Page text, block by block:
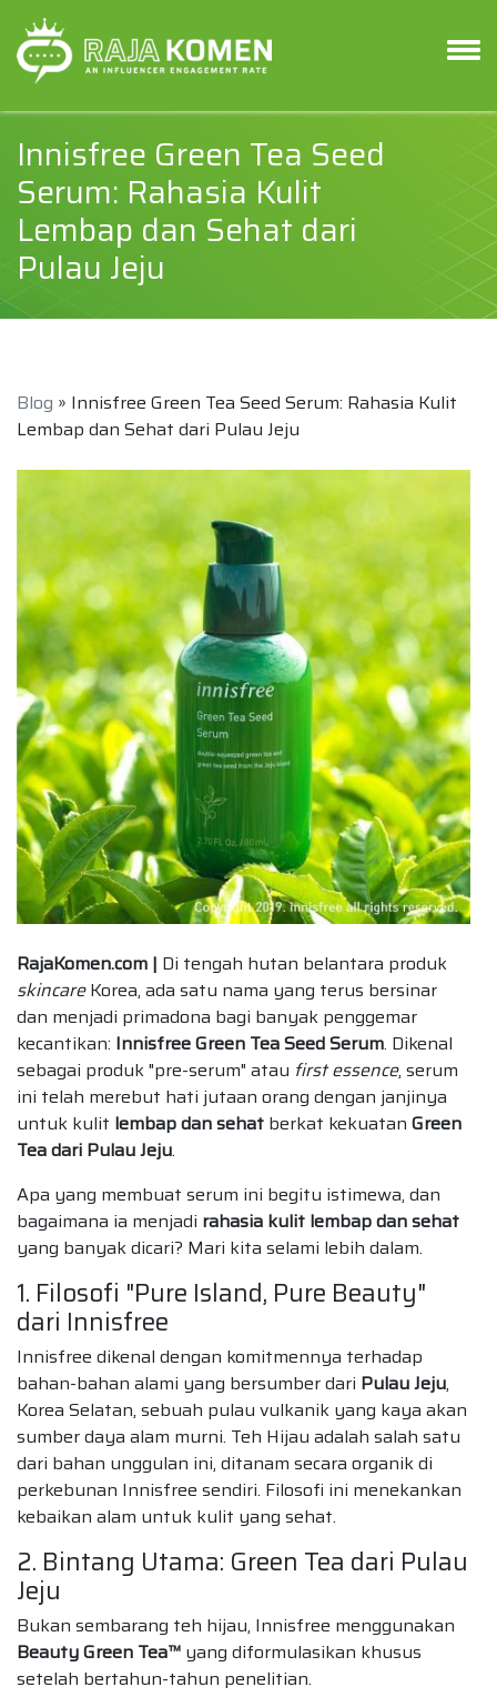
Innisfree Green Tea Seed
Serum: Rahasia Kulit
Lembap dan Sehat dari
Pulau Jeju
Blog » Innisfree Green Tea Seed Serum: Rahasia Kulit
Lembap dan Sehat dari Pulau Jeju
RajaKomen.com | Di tengah hutan belantara produk
skincareKorea, ada satu nama yang terus bersinar
dan menjadi primadona bagi banyak penggemar
kecantikan: Innisfree Green Tea Seed Serum. Dikenal
sebagai produk "pre-serum" atau first essence, serum
ini telah merebut hati jutaan orang dengan janjinya
untuk kulit lembap dan sehat berkat kekuatan Green
Tea dari Pulau Jeju.
Apa yang membuat serum ini begitu istimewa, dan
bagaimana ia menjadi rahasia kulit lembap dan sehat
yang banyak dicari? Mari kita selami lebih dalam.
1. Filosofi "Pure Island, Pure Beauty"
dari Innisfree
Innisfree dikenal dengan komitmennya terhadap
bahan-bahan alami yang bersumber dari Pulau Jeju,
Korea Selatan, sebuah pulau vulkanik yang kaya akan
sumber daya alam murni. Teh Hijau adalah salah satu
dari bahan unggulan ini, ditanam secara organik di
perkebunan Innisfree sendiri. Filosofi ini menekankan
kebaikan alam untuk kulit yang sehat.
2. Bintang Utama: Green Tea dari Pulau
Jeju
Bukan sembarang teh hijau, Innisfree menggunakan
Beauty Green Tea™ yang diformulasikan khusus
setelah bertahun-tahun penelitian.